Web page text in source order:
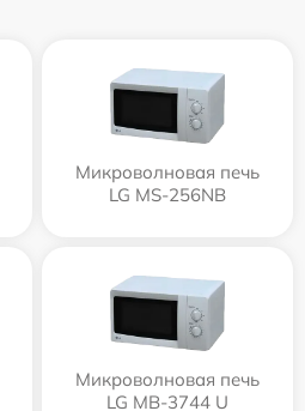
Микроволновая печь
LG MS-256NB
Микроволновая печь
LG MB-3744 U